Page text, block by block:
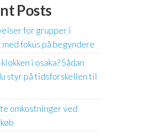
Posts
for grupper i
fokus på begyndere
i osaka? Sådan
styr på tidsforskellen til
omkostninger ved